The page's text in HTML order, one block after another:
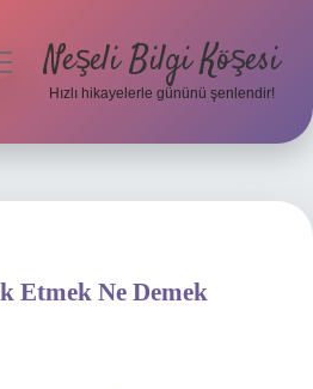
Neşeli Bilgi Köşesi
Hızlı hikayelerle gününü şenlendir!
Etmek Ne Demek